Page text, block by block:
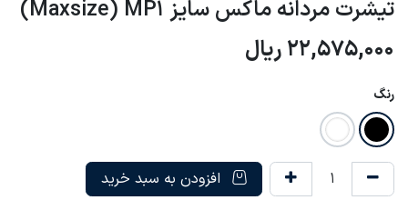
تیشرت مردانه ماکس سایز Maxsize) MP1)
22,575,000 ریال
رنگ
افزودن به سبد خرید